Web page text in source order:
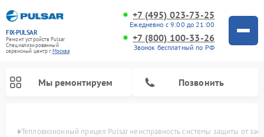
FIX-PULSAR
Ремонт устройств Pulsar
Специализированный
cервисный центр г.Москва
+7 (495) 023-73-25
Ежедневно с 9:00 до 21:00
+7 (800) 100-33-26
Звонок бесплатный по РФ
Мы ремонтируем Позвонить
Тепловизионный прицел Pulsar неисправность системы защиты от